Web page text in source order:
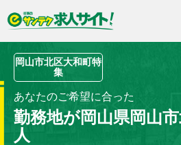
岡山市北区大和町特
集
あなたのご希望に合った
勤務地が岡山県岡山
人